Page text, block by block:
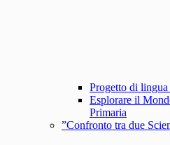
Progetto di
Esplorare il
Primaria
”Confronto tra due